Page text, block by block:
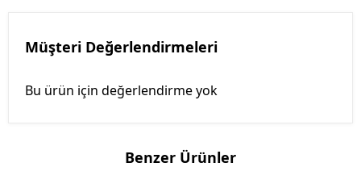
Müşteri Değerlendirmeleri
Bu ürün için değerlendirme yok
Benzer Ürünler